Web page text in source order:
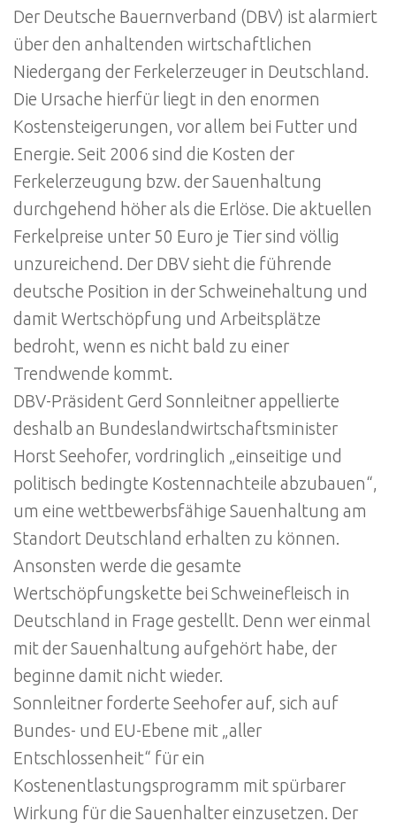
Der Deutsche Bauernverband (DBV) ist alarmiert
über den anhaltenden wirtschaftlichen
Niedergang der Ferkelerzeuger in Deutschland.
Die Ursache hierfür liegt in den enormen
Kostensteigerungen, vor allem bei Futter und
Energie. Seit 2006 sind die Kosten der
Ferkelerzeugung bzw. der Sauenhaltung
durchgehend höher als die Erlöse. Die aktuellen
Ferkelpreise unter 50 Euro je Tier sind völlig
unzureichend. Der DBV sieht die führende
deutsche Position in der Schweinehaltung und
damit Wertschöpfung und Arbeitsplätze
bedroht, wenn es nicht bald zu einer
Trendwende kommt.
DBV-Präsident Gerd Sonnleitner appellierte
deshalb an Bundeslandwirtschaftsminister
Horst Seehofer, vordringlich „einseitige und
politisch bedingte Kostennachteile abzubauen“,
um eine wettbewerbsfähige Sauenhaltung am
Standort Deutschland erhalten zu können.
Ansonsten werde die gesamte
Wertschöpfungskette bei Schweinefleisch in
Deutschland in Frage gestellt. Denn wer einmal
mit der Sauenhaltung aufgehört habe, der
beginne damit nicht wieder.
Sonnleitner forderte Seehofer auf, sich auf
Bundes- und EU-Ebene mit „aller
Entschlossenheit“ für ein
Kostenentlastungsprogramm mit spürbarer
Wirkung für die Sauenhalter einzusetzen. Der